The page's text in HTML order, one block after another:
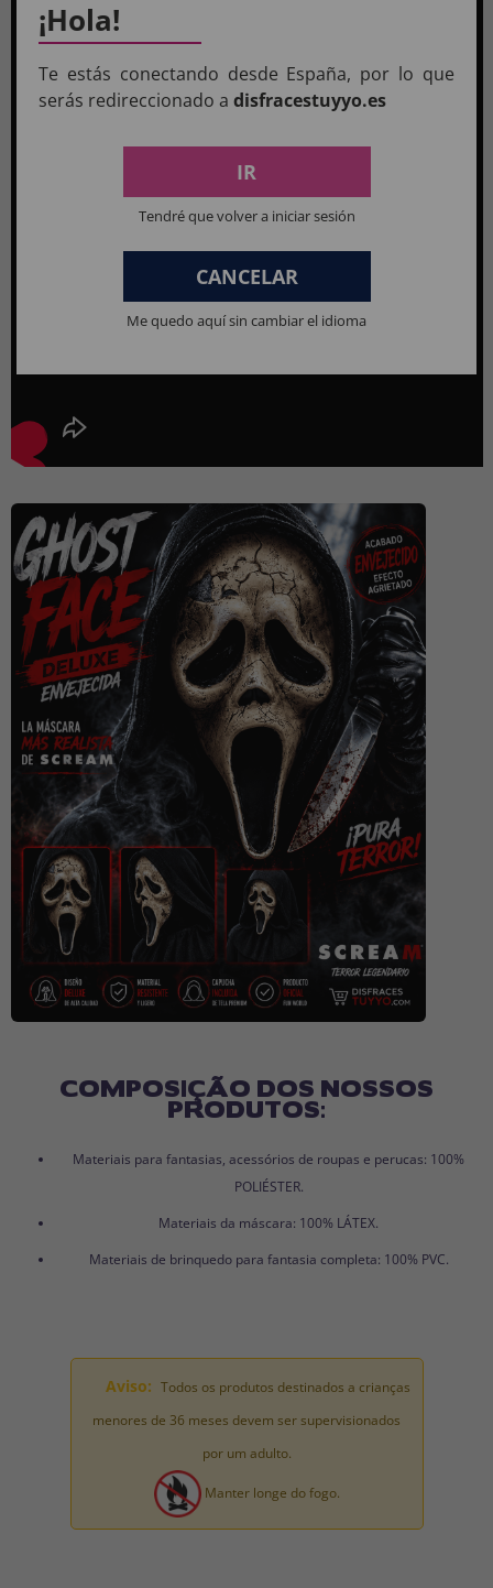
COMPOSIÇÃO DOS NOSSOS
PRODUTOS:
Materiais para fantasias, acessórios de roupas e perucas: 100%
POLIÉSTER.
Materiais da máscara: 100% LÁTEX.
Materiais de brinquedo para fantasia completa: 100% PVC.
Aviso: Todos os produtos destinados a crianças
menores de 36 meses devem ser supervisionados
por um adulto.
Manter longe do fogo.
¡Hola!
Te estás conectando desde España, por lo que
serás redireccionado a disfracestuyyo.es
IR
Tendré que volver a iniciar sesión
CANCELAR
Me quedo aquí sin cambiar el idioma